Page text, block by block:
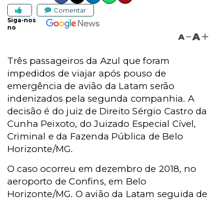
Comentar
Siga-nos
no
A A
Três passageiros da Azul que foram
impedidos de viajar após pouso de
emergência de avião da Latam serão
indenizados pela segunda companhia. A
decisão é do juiz de Direito Sérgio Castro da
Cunha Peixoto, do Juizado Especial Cível,
Criminal e da Fazenda Pública de Belo
Horizonte/MG.
O caso ocorreu em dezembro de 2018, no
aeroporto de Confins, em Belo
Horizonte/MG. O avião da Latam seguida de